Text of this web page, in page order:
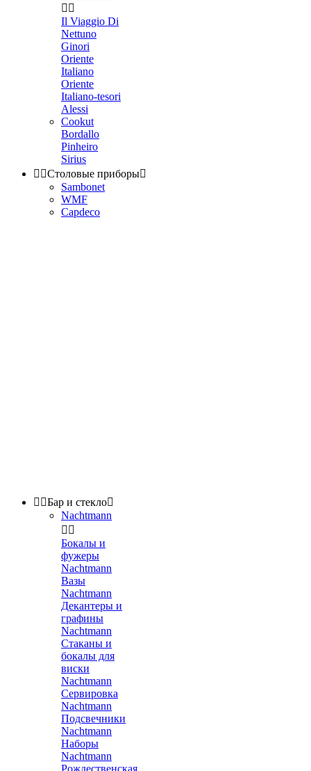
 
Il Viaggio Di
Nettuno
Ginori
Oriente
Italiano
Oriente
Italiano-tesori
Alessi
Cookut
Bordallo
Pinheiro
Sirius
 Столовые приборы
Sambonet
WMF
Capdeco
 Бар и стекло
Nachtmann
 
Бокалы и
фужеры
Nachtmann
Вазы
Nachtmann
Декантеры и
графины
Nachtmann
Стаканы и
бокалы для
виски
Nachtmann
Сервировка
Nachtmann
Подсвечники
Nachtmann
Наборы
Nachtmann
Рождественская